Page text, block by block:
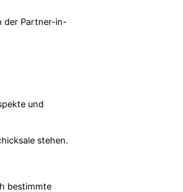
der Partner-in-
und
stehen.
bestimmte